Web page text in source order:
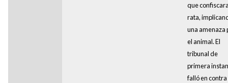
que
rata,
una amenaza
el animal. El
tribunal de
primera
falló en